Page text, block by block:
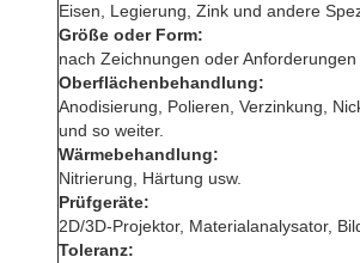
Eisen, Legierung, Zink und andere
Größe oder Form:
nach Zeichnungen oder
Oberflächenbehandlung:
Anodisierung, Polieren, Verzinkung,
und so weiter.
Wärmebehandlung:
Nitrierung, Härtung usw.
Prüfgeräte:
2D/3D-Projektor, Materialanalysator,
Toleranz: